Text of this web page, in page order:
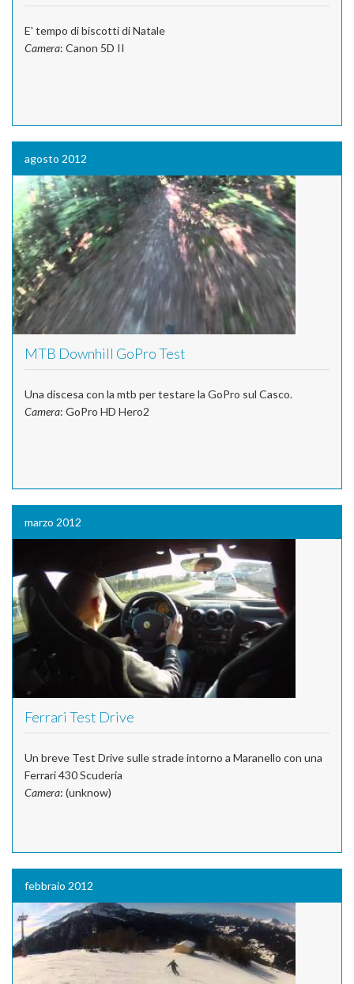
E' tempo di biscotti di Natale
Camera: Canon 5D II
agosto 2012
MTB Downhill GoPro Test
Una discesa con la mtb per testare la GoPro sul Casco.
Camera: GoPro HD Hero2
marzo 2012
Ferrari Test Drive
Un breve Test Drive sulle strade intorno a Maranello con una
Ferrari 430 Scuderia
Camera: (unknow)
febbraio 2012